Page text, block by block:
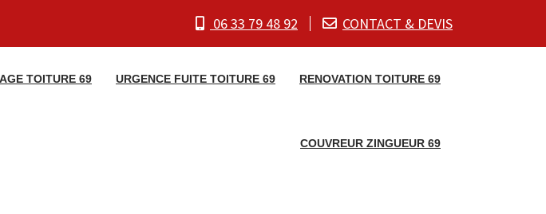
06 33 79 48 92 CONTACT & DEVIS
TOITURE 69 URGENCE FUITE TOITURE 69 RENOVATION TOITURE 69
COUVREUR ZINGUEUR 69